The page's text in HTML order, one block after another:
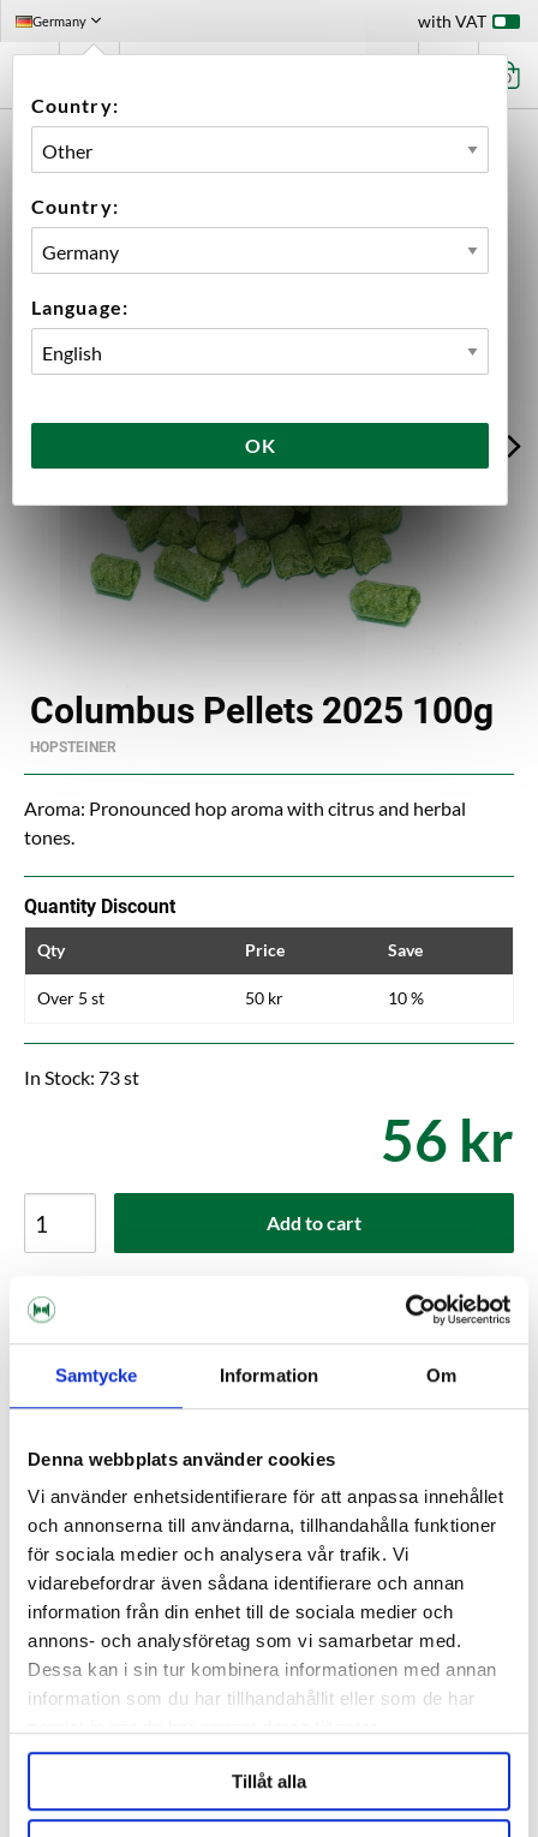
Samtycke Information Om
Denna webbplats använder cookies
Vi använder enhetsidentifierare för att anpassa innehållet
och annonserna till användarna, tillhandahålla funktioner
för sociala medier och analysera vår trafik. Vi
vidarebefordrar även sådana identifierare och annan
information från din enhet till de sociala medier och
annons- och analysföretag som vi samarbetar med.
Dessa kan i sin tur kombinera informationen med annan
information som du har tillhandahållit eller som de har
Tillåt alla
Germany
Country:
Country:
Language:
OK
with VAT
0
COLUMBUS PELLETS 2025 100G
Columbus Pellets 2025 100g
HOPSTEINER
Aroma: Pronounced hop aroma with citrus and herbal
tones.
Quantity Discount
Qty Price Save
Over 5 st 50 kr 10 %
In Stock: 73 st
56 kr
Add to cart
Delivery to pickup location or to your door
Choose Expressorder in the checkout for extra fast
order processing
Help others choose right. Be the first to write a review!
Write a review, click HERE!
Description
Specification
Reviews